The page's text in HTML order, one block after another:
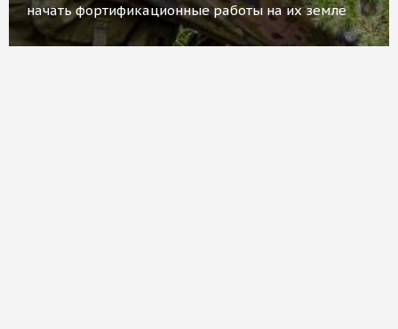
начать фортификационные работы на их земле